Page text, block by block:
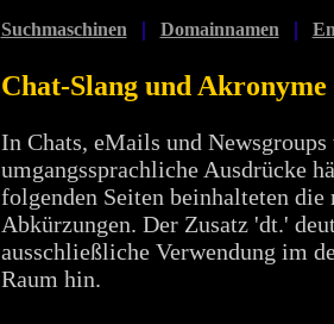
Suchmaschinen | Domainnamen |
Chat-Slang und Akronyme
In Chats, eMails und Newsgroups
umgangssprachliche Ausdrücke
folgenden Seiten beinhalteten die
Abkürzungen. Der Zusatz 'dt.'
ausschließliche Verwendung im
Raum hin.